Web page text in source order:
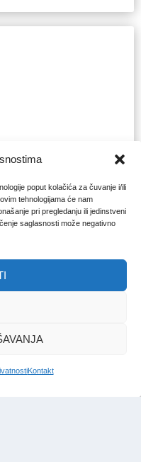
poput kolačića za čuvanje i/ili
tehnologijama će nam
pri pregledanju ili jedinstveni
saglasnosti može negativno
Kontakt